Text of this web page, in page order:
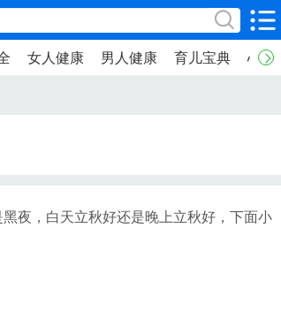
女人健康 男人健康 育儿宝典 心理
夜，白天立秋好还是晚上立秋好，下面小